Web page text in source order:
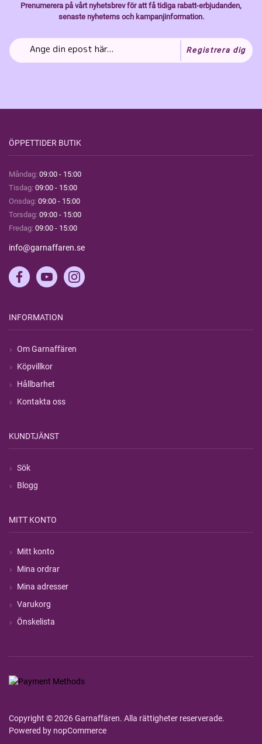
Prenumerera på vårt nyhetsbrev för att få tidiga rabatt-erbjudanden,
senaste nyheterns och kampanjinformation.
Registrera dig
ÖPPETTIDER BUTIK
Måndag: 09:00 - 15:00
Tisdag: 09:00 - 15:00
Onsdag: 09:00 - 15:00
Torsdag: 09:00 - 15:00
Fredag: 09:00 - 15:00
info@garnaffaren.se
INFORMATION
Om Garnaffären
Köpvillkor
Hållbarhet
Kontakta oss
KUNDTJÄNST
Sök
Blogg
MITT KONTO
Mitt konto
Mina ordrar
Mina adresser
Varukorg
Önskelista
Copyright © 2026 Garnaffären. Alla rättigheter reserverade.
Powered by nopCommerce